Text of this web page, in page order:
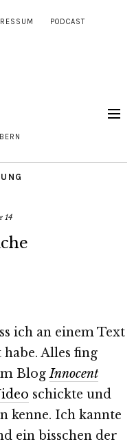
PODCAST
14
ich an einem Text
Alles fing
BlogInnocent
schickte und
kenne. Ich kannte
ein bisschen der